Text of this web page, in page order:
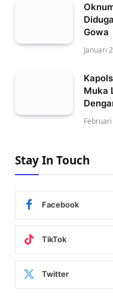
Gowa
Januari
Muka
Stay In Touch
Facebook
TikTok
Twitter